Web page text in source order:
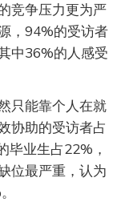
竞争压力更为严
，94%的受访者
中36%的人感受
只能靠个人在就
协助的受访者占
毕业生占22%，
位最严重，认为